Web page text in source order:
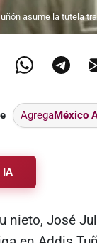
asume la tutela
AgregaMéxico
IA
nieto, José